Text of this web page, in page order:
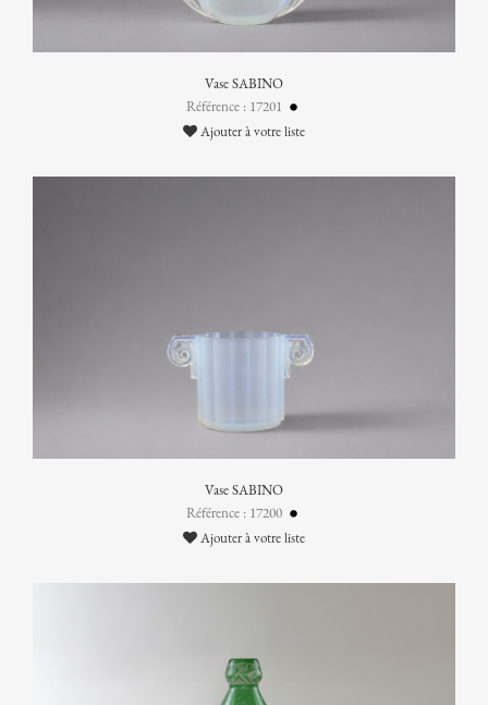
Vase SABINO
Référence : 17201
Ajouter à votre liste
Vase SABINO
Référence : 17200
Ajouter à votre liste